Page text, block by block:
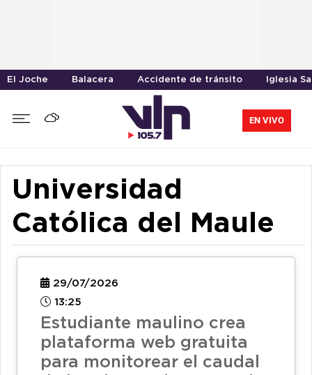
El Joche Balacera Accidente de tránsito Iglesia
EN VIVO
Universidad
Católica del Maule
29/07/2026
13:25
Estudiante maulino crea
plataforma web gratuita
para monitorear el caudal